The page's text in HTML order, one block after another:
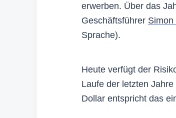
erwerben. Über das
Geschäftsführer Simon
Sprache).
Heute verfügt der
Laufe der letzten
Dollar entspricht das